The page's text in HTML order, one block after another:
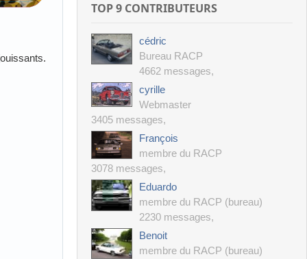
TOP 9 CONTRIBUTEURS
cédric
Bureau RACP
4662 messages,
cyrille
Webmaster
3405 messages,
François
membre du RACP
3078 messages,
Eduardo
membre du RACP (bureau)
2230 messages,
Benoit
membre du RACP (bureau)